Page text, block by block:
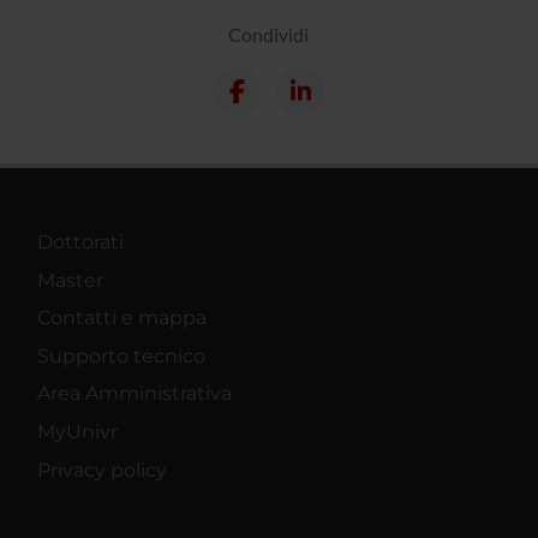
Condividi
Dottorati
Master
Contatti e mappa
Supporto tecnico
Area Amministrativa
MyUnivr
Privacy policy